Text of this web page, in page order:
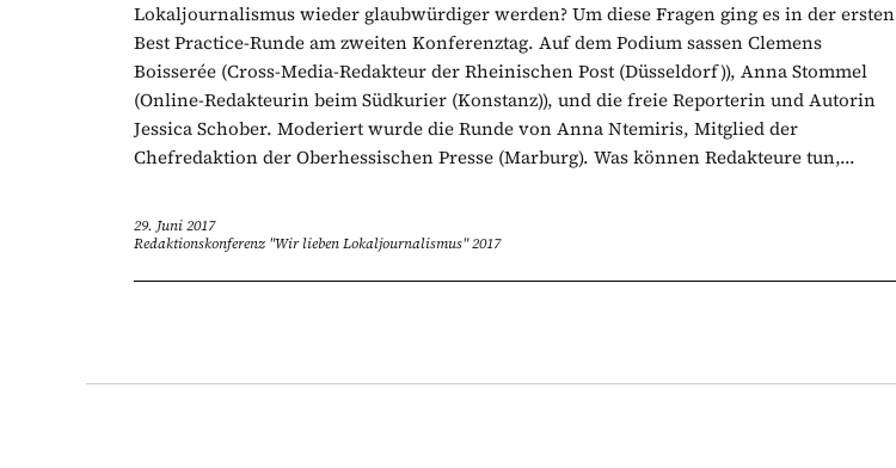
Lokaljournalismus wieder glaubwürdiger werden? Um diese Fragen ging es in der ersten
Best Practice-Runde am zweiten Konferenztag. Auf dem Podium sassen Clemens
Boisserée (Cross-Media-Redakteur der Rheinischen Post (Düsseldorf)), Anna Stommel
(Online-Redakteurin beim Südkurier (Konstanz)), und die freie Reporterin und Autorin
Jessica Schober. Moderiert wurde die Runde von Anna Ntemiris, Mitglied der
Chefredaktion der Oberhessischen Presse (Marburg). Was können Redakteure tun,...
29. Juni 2017
Redaktionskonferenz "Wir lieben Lokaljournalismus" 2017